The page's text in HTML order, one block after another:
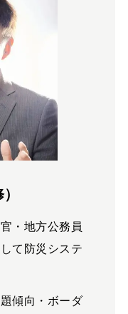
・地方公務員
て防災システ
傾向・ボーダ